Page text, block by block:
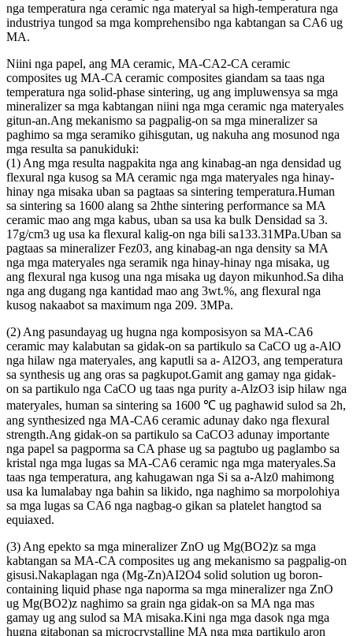
nga temperatura nga ceramic nga materyal sa high-temperatura nga
industriya tungod sa mga komprehensibo nga kabtangan sa CA6 ug
MA.
Niini nga papel, ang MA ceramic, MA-CA2-CA ceramic
composites ug MA-CA ceramic composites giandam sa taas nga
temperatura nga solid-phase sintering, ug ang impluwensya sa mga
mineralizer sa mga kabtangan niini nga mga ceramic nga materyales
gitun-an.Ang mekanismo sa pagpalig-on sa mga mineralizer sa
paghimo sa mga seramiko gihisgutan, ug nakuha ang mosunod nga
mga resulta sa panukiduki:
(1) Ang mga resulta nagpakita nga ang kinabag-an nga densidad ug
flexural nga kusog sa MA ceramic nga mga materyales nga hinay-
hinay nga misaka uban sa pagtaas sa sintering temperatura.Human
sa sintering sa 1600 alang sa 2hthe sintering performance sa MA
ceramic mao ang mga kabus, uban sa usa ka bulk Densidad sa 3.
17g/cm3 ug usa ka flexural kalig-on nga bili sa133.31MPa.Uban sa
pagtaas sa mineralizer Fez03, ang kinabag-an nga density sa MA
nga mga materyales nga seramik nga hinay-hinay nga misaka, ug
ang flexural nga kusog una nga misaka ug dayon mikunhod.Sa diha
nga ang dugang nga kantidad mao ang 3wt.%, ang flexural nga
kusog nakaabot sa maximum nga 209. 3MPa.
(2) Ang pasundayag ug hugna nga komposisyon sa MA-CA6
ceramic may kalabutan sa gidak-on sa partikulo sa CaCO ug a-AlO
nga hilaw nga materyales, ang kaputli sa a- Al2O3, ang temperatura
sa synthesis ug ang oras sa pagkupot.Gamit ang gamay nga gidak-
on sa partikulo nga CaCO ug taas nga purity a-AlzO3 isip hilaw nga
materyales, human sa sintering sa 1600 ℃ ug paghawid sulod sa 2h,
ang synthesized nga MA-CA6 ceramic adunay dako nga flexural
strength.Ang gidak-on sa partikulo sa CaCO3 adunay importante
nga papel sa pagporma sa CA phase ug sa pagtubo ug paglambo sa
kristal nga mga lugas sa MA-CA6 ceramic nga mga materyales.Sa
taas nga temperatura, ang kahugawan nga Si sa a-Alz0 mahimong
usa ka lumalabay nga bahin sa likido, nga naghimo sa morpolohiya
sa mga lugas sa CA6 nga nagbag-o gikan sa platelet hangtod sa
equiaxed.
(3) Ang epekto sa mga mineralizer ZnO ug Mg(BO2)z sa mga
kabtangan sa MA-CA composites ug ang mekanismo sa pagpalig-on
gisusi.Nakaplagan nga (Mg-Zn)AI2O4 solid solution ug boron-
containing liquid phase nga naporma sa mga mineralizer nga ZnO
ug Mg(BO2)z naghimo sa grain nga gidak-on sa MA nga mas
gamay ug ang sulod sa MA misaka.Kini nga mga dasok nga mga
hugna gitabonan sa microcrystalline MA nga mga partikulo aron